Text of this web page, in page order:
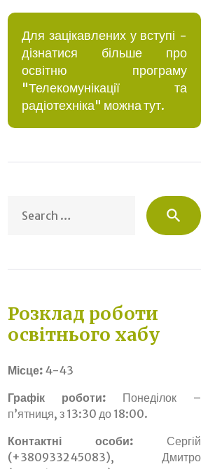
Для зацікавлених у вступі -
дізнатися більше про
освітню програму
"Телекомунікації та
радіотехніка" можна тут.
search
Розклад роботи
освітнього хабу
Місце: 4-43
Графік роботи: Понеділок –
п’ятниця, з 13:30 до 18:00.
Контактні особи: Сергій
(+380933245083), Дмитро